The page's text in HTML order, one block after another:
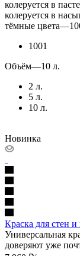
колеруется в
колеруется в
тёмные цвета—
1001
Объём—10 л.
2 л.
5 л.
10 л.
Новинка
Краска для стен
Универсальная
доверяют уже